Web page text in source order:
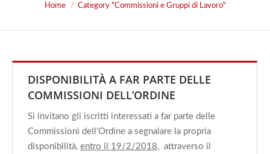
You are here:
Home Category "Commissioni e Gruppi di Lavoro"
DISPONIBILITÀ A FAR PARTE DELLE
COMMISSIONI DELL’ORDINE
Si invitano gli iscritti interessati a far parte delle
Commissioni dell’Ordine a segnalare la propria
disponibilità, entro il 19/2/2018, attraverso il